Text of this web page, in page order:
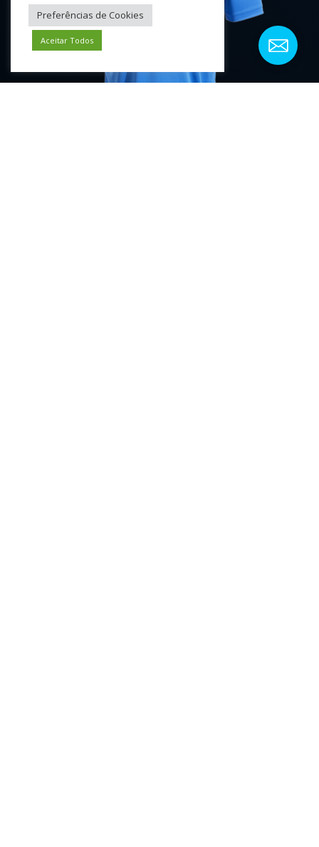
Preferências de Cookies
Aceitar Todos